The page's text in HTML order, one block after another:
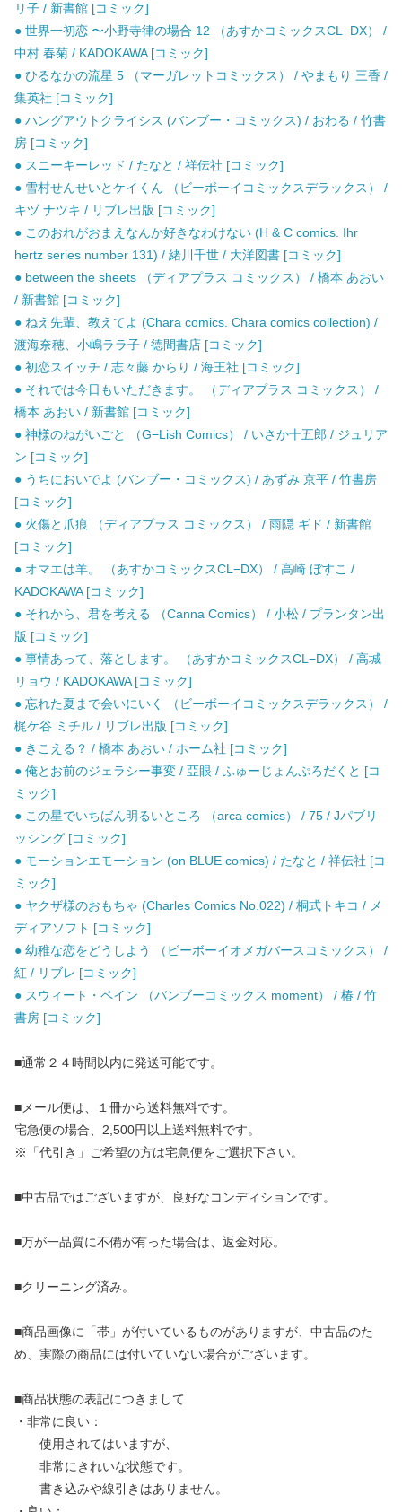
リ子 / 新書館 [コミック]
● 世界一初恋 〜小野寺律の場合 12 （あすかコミックスCL−DX） /
中村 春菊 / KADOKAWA [コミック]
● ひるなかの流星 5 （マーガレットコミックス） / やまもり 三香 /
集英社 [コミック]
● ハングアウトクライシス (バンブー・コミックス) / おわる / 竹書
房 [コミック]
● スニーキーレッド / たなと / 祥伝社 [コミック]
● 雪村せんせいとケイくん （ビーボーイコミックスデラックス） /
キヅ ナツキ / リブレ出版 [コミック]
● このおれがおまえなんか好きなわけない (H & C comics. Ihr
hertz series number 131) / 緒川千世 / 大洋図書 [コミック]
● between the sheets （ディアプラス コミックス） / 橋本 あおい
/ 新書館 [コミック]
● ねえ先輩、教えてよ (Chara comics. Chara comics collection) /
渡海奈穂、小嶋ララ子 / 徳間書店 [コミック]
● 初恋スイッチ / 志々藤 からり / 海王社 [コミック]
● それでは今日もいただきます。 （ディアプラス コミックス） /
橋本 あおい / 新書館 [コミック]
● 神様のねがいごと （G−Lish Comics） / いさか十五郎 / ジュリア
ン [コミック]
● うちにおいでよ (バンブー・コミックス) / あずみ 京平 / 竹書房
[コミック]
● 火傷と爪痕 （ディアプラス コミックス） / 雨隠 ギド / 新書館
[コミック]
● オマエは羊。 （あすかコミックスCL−DX） / 高崎 ぼすこ /
KADOKAWA [コミック]
● それから、君を考える （Canna Comics） / 小松 / プランタン出
版 [コミック]
● 事情あって、落とします。 （あすかコミックスCL−DX） / 高城
リョウ / KADOKAWA [コミック]
● 忘れた夏まで会いにいく （ビーボーイコミックスデラックス） /
梶ケ谷 ミチル / リブレ出版 [コミック]
● きこえる？ / 橋本 あおい / ホーム社 [コミック]
● 俺とお前のジェラシー事変 / 亞眼 / ふゅーじょんぷろだくと [コ
ミック]
● この星でいちばん明るいところ （arca comics） / 75 / Jパブリ
ッシング [コミック]
● モーションエモーション (on BLUE comics) / たなと / 祥伝社 [コ
ミック]
● ヤクザ様のおもちゃ (Charles Comics No.022) / 桐式トキコ / メ
ディアソフト [コミック]
● 幼稚な恋をどうしよう （ビーボーイオメガバースコミックス） /
紅 / リブレ [コミック]
● スウィート・ペイン （バンブーコミックス moment） / 椿 / 竹
書房 [コミック]
■通常２４時間以内に発送可能です。
■メール便は、１冊から送料無料です。
宅急便の場合、2,500円以上送料無料です。
※「代引き」ご希望の方は宅急便をご選択下さい。
■中古品ではございますが、良好なコンディションです。
■万が一品質に不備が有った場合は、返金対応。
■クリーニング済み。
■商品画像に「帯」が付いているものがありますが、中古品のた
め、実際の商品には付いていない場合がございます。
■商品状態の表記につきまして
・非常に良い：
使用されてはいますが、
非常にきれいな状態です。
書き込みや線引きはありません。